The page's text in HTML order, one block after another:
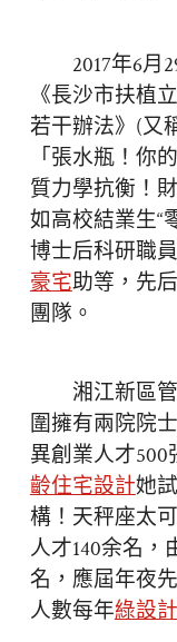
2017年6月
《長沙市扶植
若干辦法》(又
「張水瓶！你
質力學抗衡！
如高校結業生“
博士后科研職
豪宅助等，先
團隊。
湘江新區管
圍擁有兩院院
異創業人才
齡住宅設計她
構！天秤座太
人才140余名，
名，應屆年夜
人數每年綠設